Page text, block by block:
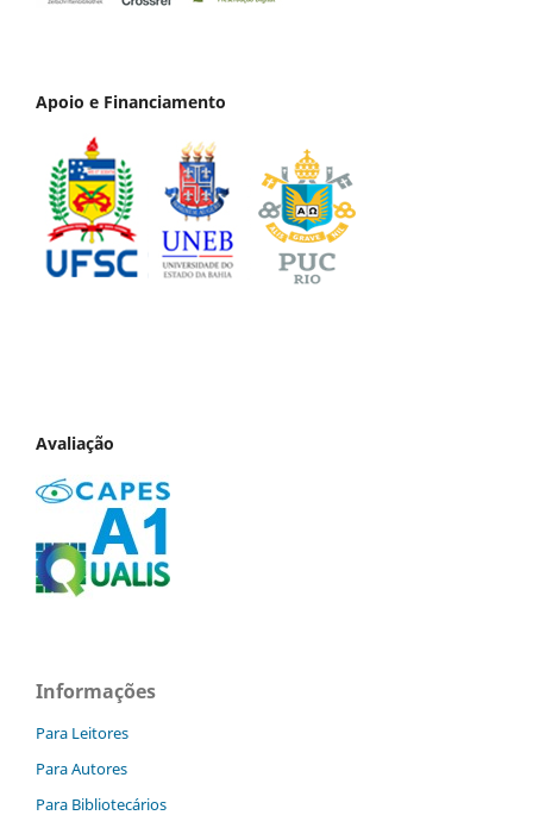
Apoio e Financiamento
Avaliação
Informações
Para Leitores
Para Autores
Para Bibliotecários